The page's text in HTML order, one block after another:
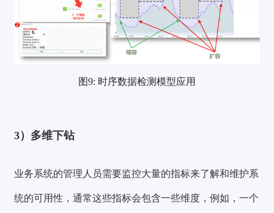
图9: 时序数据检测模型应用
3）多维下钻
业务系统的管理人员需要监控大量的指标来了解和维护系
统的可用性，通常这些指标会包含一些维度，例如，一个